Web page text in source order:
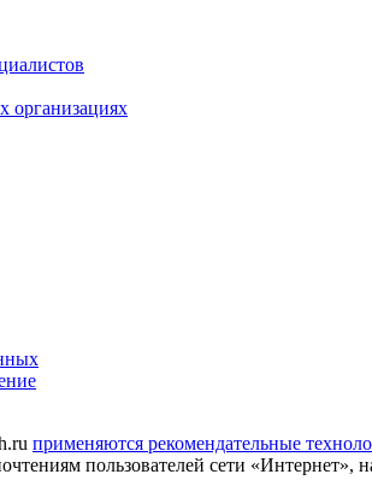
организациях
применяются рекомендательные
пользователей сети